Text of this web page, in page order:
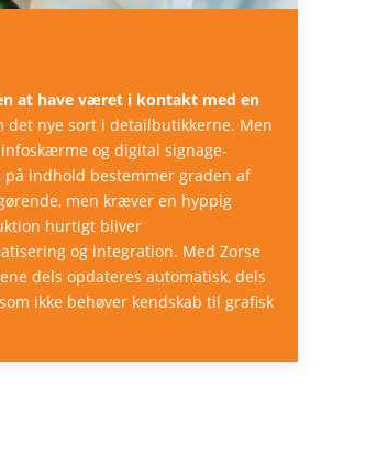
at have været i kontakt med en
nye sort i detailbutikkerne. Men
og digital signage-
indhold bestemmer graden af
men kræver en hyppig
hurtigt bliver
og integration. Med Zorse
dels opdateres automatisk, dels
ikke behøver kendskab til grafisk